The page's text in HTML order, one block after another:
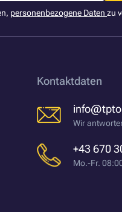
personenbezogene Daten zu
Kontaktdaten
Wir
+43 670
Mo.-Fr.